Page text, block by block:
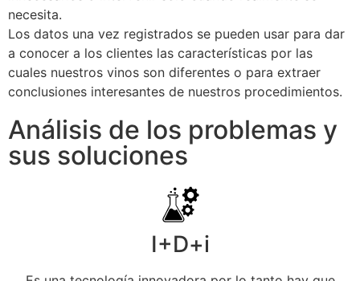
necesita.
Los datos una vez registrados se pueden usar para dar
a conocer a los clientes las características por las
cuales nuestros vinos son diferentes o para extraer
conclusiones interesantes de nuestros procedimientos.
Análisis de los problemas y
sus soluciones
I+D+i